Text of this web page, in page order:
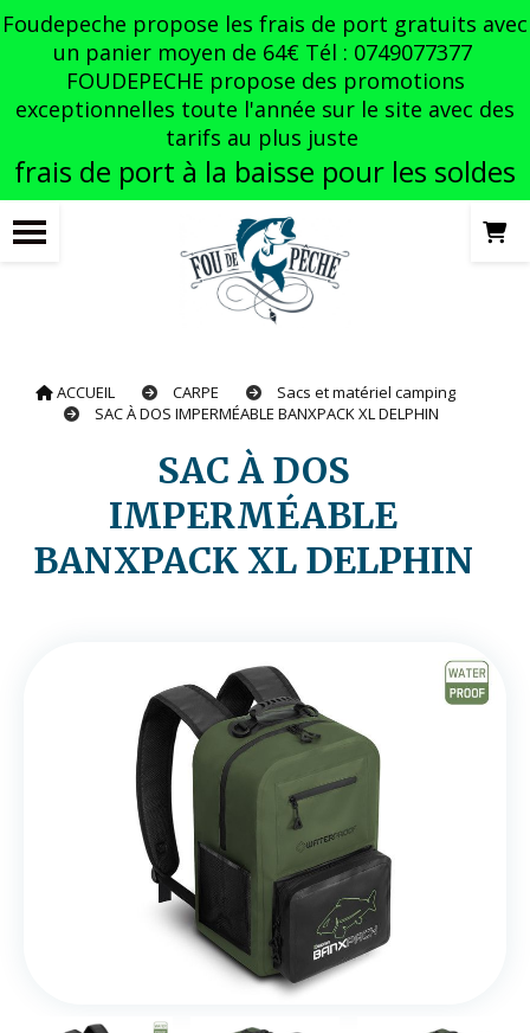
Foudepeche propose les frais de port gratuits avec
un panier moyen de 64€ Tél : 0749077377
FOUDEPECHE propose des promotions
exceptionnelles toute l'année sur le site avec des
tarifs au plus juste
frais de port à la baisse pour les soldes
ACCUEIL CARPE
Sacs et matériel camping
SAC À DOS IMPERMÉABLE BANXPACK XL DELPHIN
SAC À DOS
IMPERMÉABLE
BANXPACK XL DELPHIN